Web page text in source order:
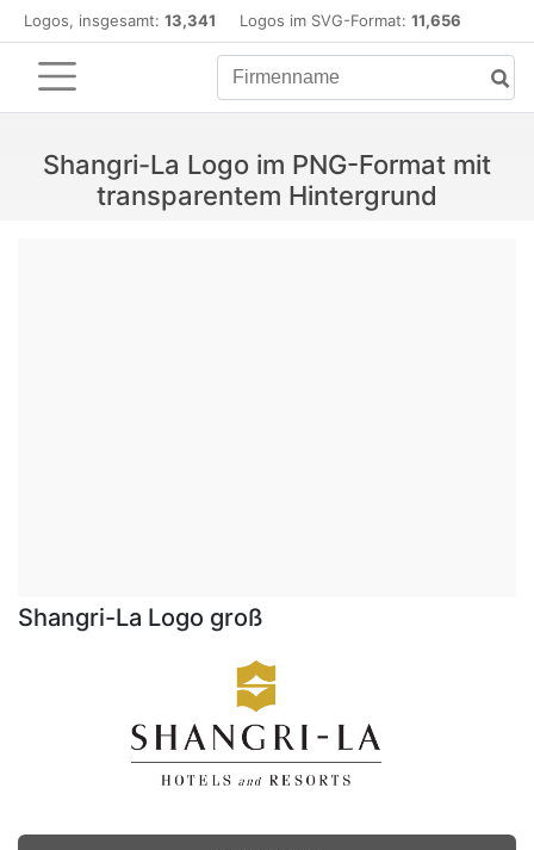
Logos, insgesamt: 13,341 Logos im SVG-Format: 11,656
Shangri-La Logo im PNG-Format mit
transparentem Hintergrund
Shangri-La Logo groß